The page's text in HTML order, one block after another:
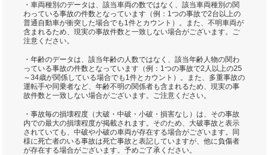
・車両種別のデータは、該当車両の数ではなく、該当車両種別の関
わっている事故の件数となっています（例：1つの事故で2台以上の
普通自動車が衝突した場合でも1件とカウント）。また、不明車両が
含まれるため、現実の事故件数と一致しない場合がございます。ご
注意ください。
・年齢のデータは、該当年齢の人数ではなく、該当年齢人物の関わ
っている事故の件数となっています（例：1つの事故で2人以上の25
～34歳が関係している場合でも1件とカウント）。また、多重事故の
運転手や同乗者など、年齢不明の関係者も含まれるため、現実の事
故件数と一致しない場合がございます。ご注意ください。
・事故毎の損壊程度（大破・中破・小破・損害なし）は、その事故
内での最大の損壊程度が掲載されます。そのため、大破事故と表示
されていても、中破や小破の車両が存在する場合がございます。同
様に死亡者のいる事故は死亡事故と表記していますが、他に負傷者
が存在する場合がございます。予めご了承ください。